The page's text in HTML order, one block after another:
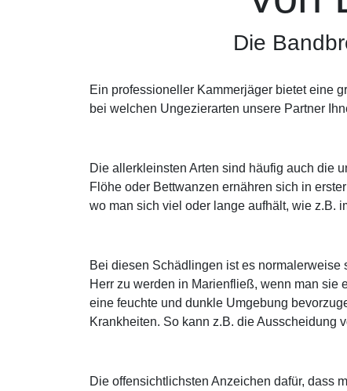
Die
Ein professioneller Kammerjäger bietet eine
bei welchen Ungezierarten unsere Partner
Die allerkleinsten Arten sind häufig auch die
Flöhe oder Bettwanzen ernähren sich in
wo man sich viel oder lange aufhält, wie z.B.
Bei diesen Schädlingen ist es
Herr zu werden in Marienfließ, wenn man
eine feuchte und dunkle Umgebung
Krankheiten. So kann z.B. die Ausscheidung
Die offensichtlichsten Anzeichen dafür, dass